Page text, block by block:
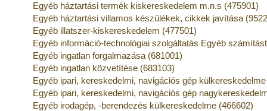
Egyéb háztartási termék kiskereskedelem m.n.s (475901)
Egyéb háztartási villamos készülékek, cikkek javítása
Egyéb illatszer-kiskereskedelem (477501)
Egyéb információ-technológiai szolgáltatás Egyéb
Egyéb ingatlan forgalmazása (681001)
Egyéb ingatlan közvetítése (683103)
Egyéb ipari, kereskedelmi, navigációs gép
Egyéb ipari, kereskedelmi, navigációs gép
Egyéb irodagép, -berendezés külkereskedelme (466602)